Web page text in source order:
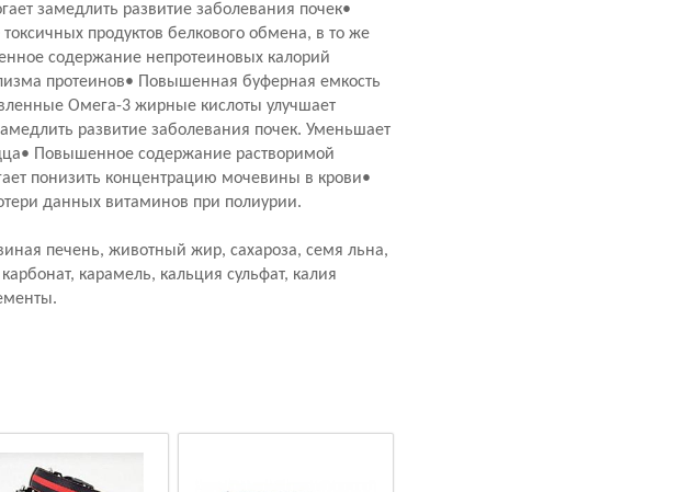
замедлить развитие заболевания почек•
продуктов белкового обмена, в то же
содержание непротеиновых калорий
протеинов• Повышенная буферная емкость
Омега-3 жирные кислоты улучшает
развитие заболевания почек. Уменьшает
Повышенное содержание растворимой
понизить концентрацию мочевины в крови•
данных витаминов при полиурии.
печень, животный жир, сахароза, семя льна,
карамель, кальция сульфат, калия